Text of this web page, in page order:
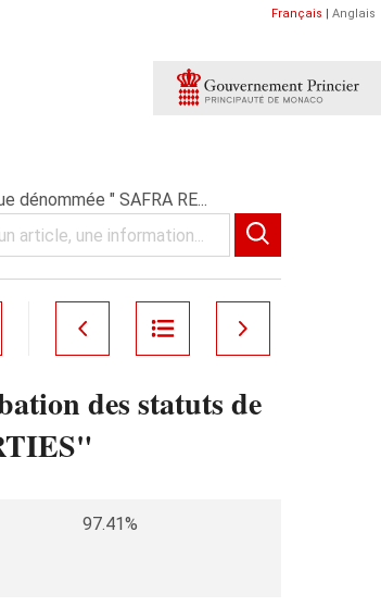
Français | Anglais
" SAFRA RE...
des statuts de
97.41%